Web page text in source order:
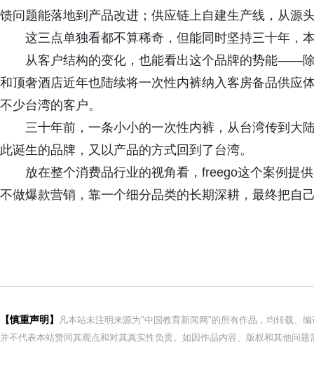
馈问题能落地到产品改进；供应链上自建生产线，从源
这三点单独看都不算稀奇，但能同时坚持三十年，
从客户结构的变化，也能看出这个品牌的势能——
和顶奢酒店近年也陆续将一次性内裤纳入客房备品供应
不少台湾的客户。
三十年前，一条小小的一次性内裤，从台湾传到大
此诞生的品牌，又以产品的方式回到了台湾。
放在整个消费品行业的视角看，freego这个案例
不做爆款营销，靠一个细分品类的长期深耕，最终把自
【慎重声明】
凡本站未注明来源为"中国教育新闻网"的所有作品，均转载、
并不代表本站赞同其观点和对其真实性负责。如因作品内容、版权和其他问